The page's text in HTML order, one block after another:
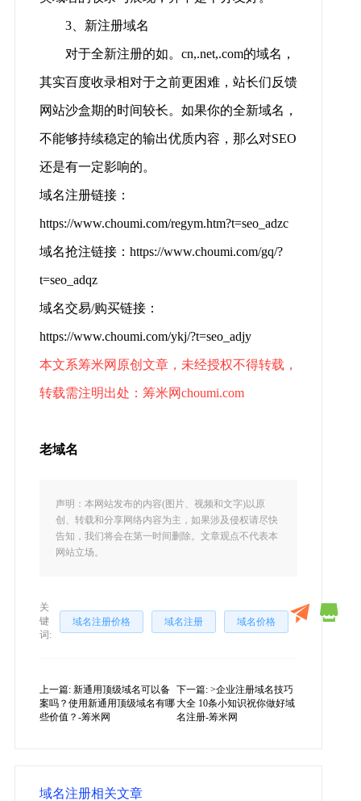
3、新注册域名
对于全新注册的如。cn,.net,.com的域名，
其实百度收录相对于之前更困难，站长们反馈
网站沙盒期的时间较长。如果你的全新域名，
不能够持续稳定的输出优质内容，那么对SEO
还是有一定影响的。
域名注册链接：
https://www.choumi.com/regym.htm?t=seo_adzc
域名抢注链接：https://www.choumi.com/gq/?
t=seo_adqz
域名交易/购买链接：
https://www.choumi.com/ykj/?t=seo_adjy
本文系筹米网原创文章，未经授权不得转载，
转载需注明出处：筹米网choumi.com
老域名
声明：本网站发布的内容(图片、视频和文字)以原
创、转载和分享网络内容为主，如果涉及侵权请尽快
告知，我们将会在第一时间删除。文章观点不代表本
网站立场。
关
键
词:
域名注册价格 域名注册 域名价格
上一篇: 新通用顶级域名可以备
案吗？使用新通用顶级域名有哪
些价值？-筹米网
下一篇:>企业注册域名技巧
大全 10条小知识祝你做好域
名注册-筹米网
域名注册相关文章